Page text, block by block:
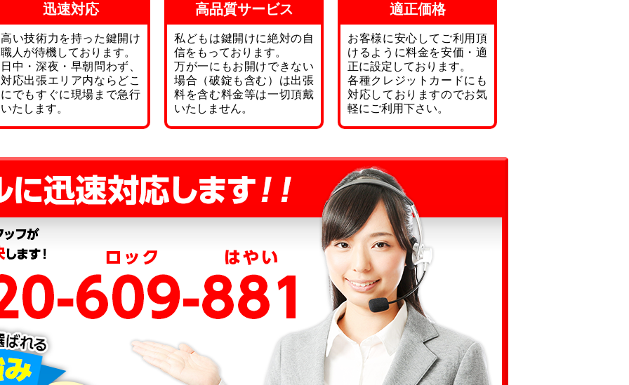
迅速対応
高い技術力を持った鍵開け
職人が待機しております。
日中・深夜・早朝問わず、
対応出張エリア内ならどこ
にでもすぐに現場まで急行
いたします。
高品質サービス
私どもは鍵開けに絶対の自
信をもっております。
万が一にもお開けできない
場合（破錠も含む）は出張
料を含む料金等は一切頂戴
いたしません。
適正価格
お客様に安心してご利用頂
けるように料金を安価・適
正に設定しております。
各種クレジットカードにも
対応しておりますのでお気
軽にご利用下さい。